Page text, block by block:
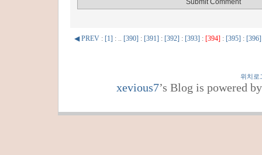
◀ PREV : [1] : .. [390] : [391] : [392] : [393] : [394] : [395] : [396]
위치로
xevious7’s Blog is powered